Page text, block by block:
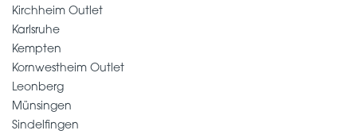
Kirchheim Outlet
Karlsruhe
Kempten
Kornwestheim Outlet
Leonberg
Münsingen
Sindelfingen